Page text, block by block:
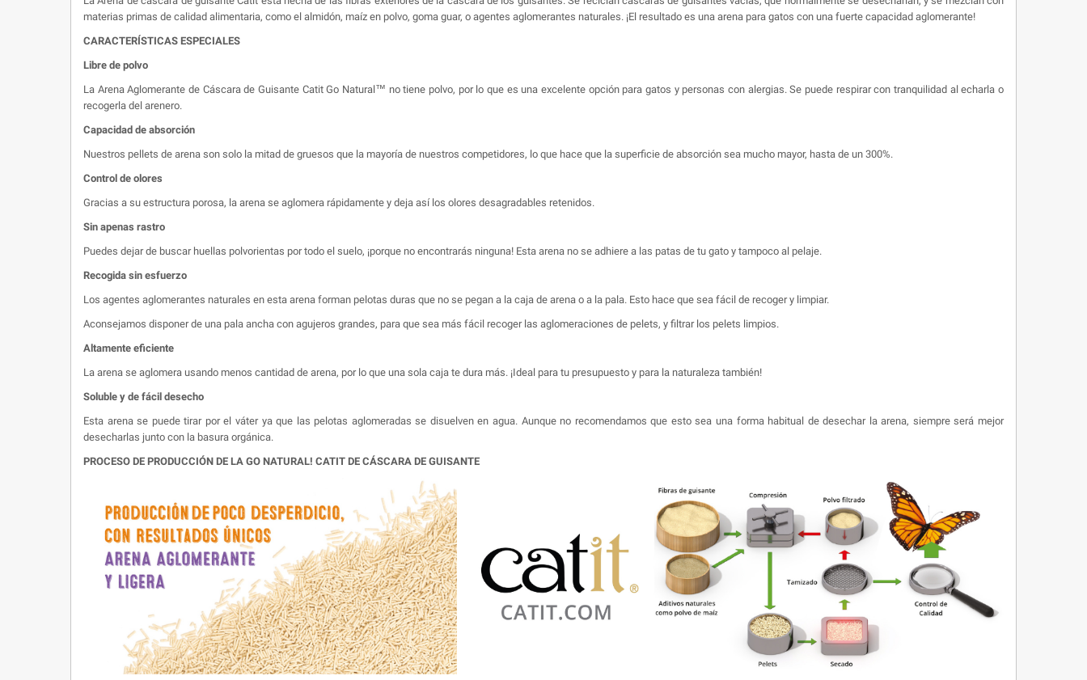
materias primas de calidad alimentaria, como el almidón, maíz en polvo, goma guar, o agentes aglomerantes naturales. ¡El resultado es una arena para gatos con una fuerte capacidad aglomerante!
CARACTERÍSTICAS ESPECIALES
Libre de polvo
La Arena Aglomerante de Cáscara de Guisante Catit Go Natural™ no tiene polvo, por lo que es una excelente opción para gatos y personas con alergias. Se puede respirar con tranquilidad al echarla o
recogerla del arenero.
Capacidad de absorción
Nuestros pellets de arena son solo la mitad de gruesos que la mayoría de nuestros competidores, lo que hace que la superficie de absorción sea mucho mayor, hasta de un 300%.
Control de olores
Gracias a su estructura porosa, la arena se aglomera rápidamente y deja así los olores desagradables retenidos.
Sin apenas rastro
Puedes dejar de buscar huellas polvorientas por todo el suelo, ¡porque no encontrarás ninguna! Esta arena no se adhiere a las patas de tu gato y tampoco al pelaje.
Recogida sin esfuerzo
Los agentes aglomerantes naturales en esta arena forman pelotas duras que no se pegan a la caja de arena o a la pala. Esto hace que sea fácil de recoger y limpiar.
Aconsejamos disponer de una pala ancha con agujeros grandes, para que sea más fácil recoger las aglomeraciones de pelets, y filtrar los pelets limpios.
Altamente eficiente
La arena se aglomera usando menos cantidad de arena, por lo que una sola caja te dura más. ¡Ideal para tu presupuesto y para la naturaleza también!
Soluble y de fácil desecho
Esta arena se puede tirar por el váter ya que las pelotas aglomeradas se disuelven en agua. Aunque no recomendamos que esto sea una forma habitual de desechar la arena, siempre será mejor
desecharlas junto con la basura orgánica.
PROCESO DE PRODUCCIÓN DE LA GO NATURAL! CATIT DE CÁSCARA DE GUISANTE